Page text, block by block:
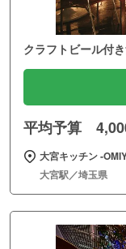
クラフトビール付
平均予算
大宮キッチン
大宮駅／埼玉県